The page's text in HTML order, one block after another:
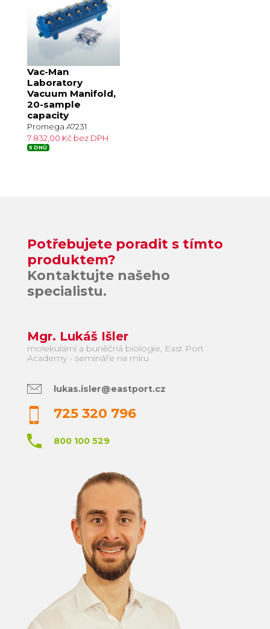
Vac-Man
Laboratory
Vacuum Manifold,
20-sample
capacity
Promega A7231
7 832,00 Kč bez DPH
5 DNŮ
Potřebujete poradit s tímto
produktem?
Kontaktujte našeho
specialistu.
Mgr. Lukáš Išler
molekulární a buněčná biologie, East Port
Academy - semináře na míru
lukas.isler@eastport.cz
725 320 796
800 100 529